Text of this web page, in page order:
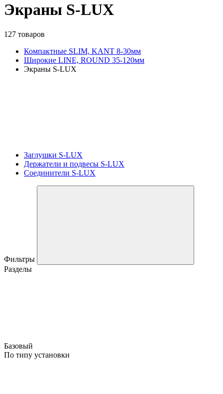
Экраны S-LUX
127 товаров
Компактные SLIM, KANT 8-30мм
Широкие LINE, ROUND 35-120мм
Экраны S-LUX
Заглушки S-LUX
Держатели и подвесы S-LUX
Соединители S-LUX
Фильтры
Разделы
Базовый
По типу установки